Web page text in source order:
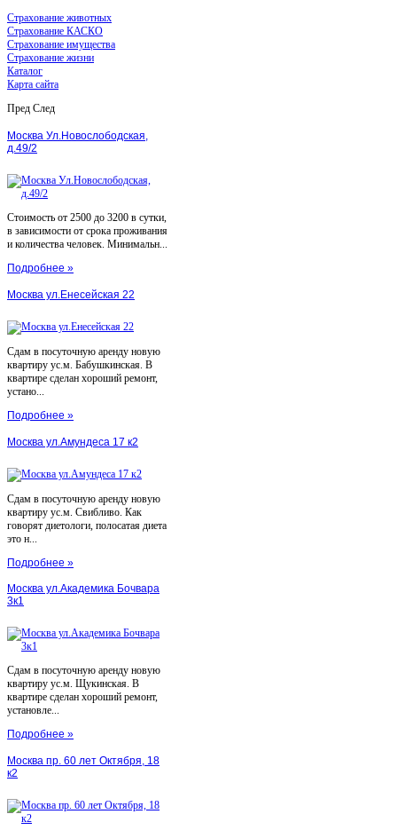
Страхование животных
Страхование КАСКО
Страхование имущества
Страхование жизни
Каталог
Карта сайта
Пред След
Москва Ул.Новослободская,
д.49/2
Стоимость от 2500 до 3200 в сутки,
в зависимости от срока проживания
и количества человек. Минимальн...
Подробнее »
Москва ул.Енесейская 22
Сдам в посуточную аренду новую
квартиру ус.м. Бабушкинская. В
квартире сделан хороший ремонт,
устано...
Подробнее »
Москва ул.Амундеса 17 к2
Сдам в посуточную аренду новую
квартиру ус.м. Свибливо. Как
говорят диетологи, полосатая диета
это н...
Подробнее »
Москва ул.Академика Бочвара
3к1
Сдам в посуточную аренду новую
квартиру ус.м. Щукинская. В
квартире сделан хороший ремонт,
установле...
Подробнее »
Москва пр. 60 лет Октября, 18
к2